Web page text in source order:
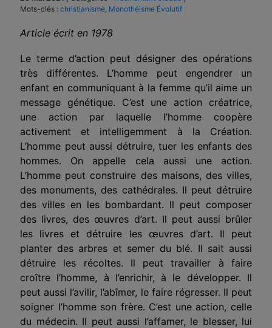
Mots-clés : christianisme Monothéisme Évolutif
Article écrit en 1978
Le terme d’action peut désigner des opérations
très différentes. L’homme peut engendrer un
enfant en communiquant à la femme qu’il aime un
message génétique. C’est une action créatrice,
une action par laquelle l’homme coopère
activement et intelligemment à la Création.
L’homme peut aussi détruire, tuer les enfants des
hommes. On appelle cela aussi une action.
L’homme peut construire des maisons, des villes,
des monuments, des cathédrales. Il peut détruire
des villes en les bombardant. Il peut composer
des livres, des œuvres d’art. Il peut aussi brûler
les livres et détruire les œuvres d’art. Il peut
planter des arbres et semer du blé. Il sait aussi
détruire les récoltes. Il peut travailler à faire
croître l’homme, à l’enrichir, à le développer. Il
peut aussi l’avilir, l’abîmer, le faire régresser. Il peut
soigner l’homme son frère. C’est une action, celle
du médecin. Il peut aussi l’affamer, le blesser, lui